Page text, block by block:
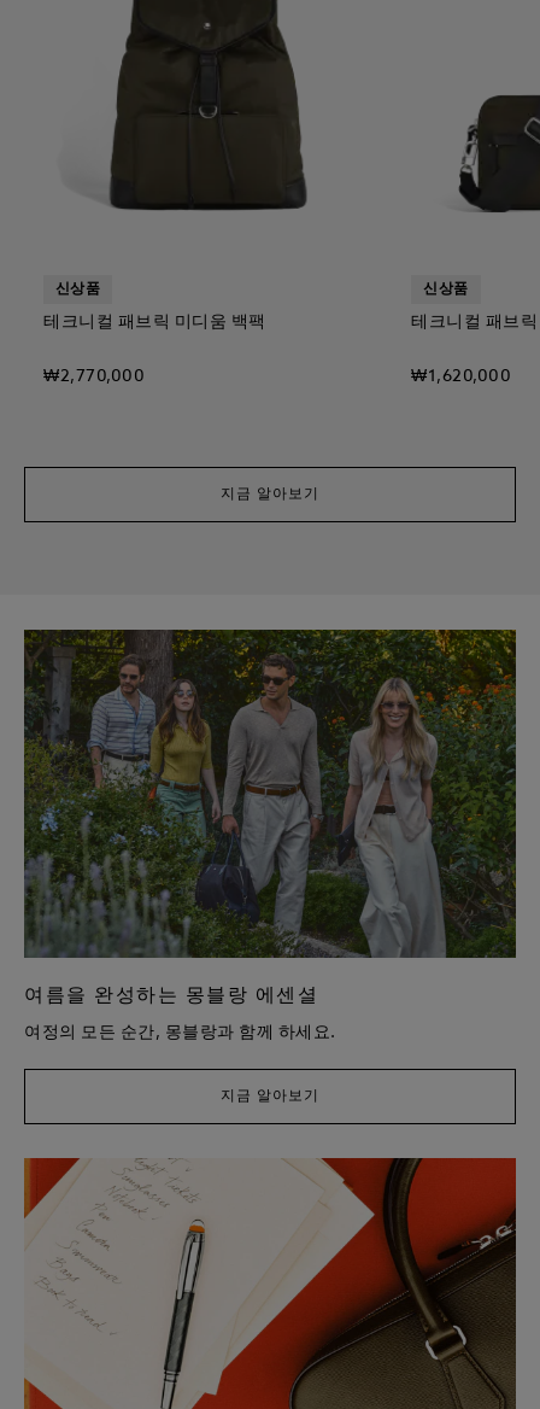
신상품
테크니컬 패브릭 미디움 백팩
₩2,770,000
신상품
테크니컬 패브
₩1,620,000
지금 알아보기
여름을 완성하는 몽블랑 에센셜
여정의 모든 순간, 몽블랑과 함께 하세요.
지금 알아보기